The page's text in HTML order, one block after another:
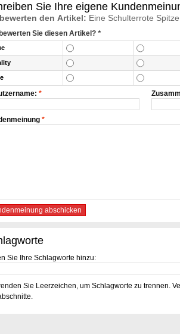
Sie Ihre eigene
den Artikel: Eine Schulterrote
Sie diesen Artikel? *
*
*
abschicken
Sie Ihre Schlagworte hinzu:
Sie Leerzeichen, um Schlagworte zu trennen.